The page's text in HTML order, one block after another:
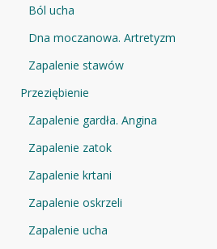
Ból ucha
Dna moczanowa. Artretyzm
Zapalenie stawów
Przeziębienie
Zapalenie gardła. Angina
Zapalenie zatok
Zapalenie krtani
Zapalenie oskrzeli
Zapalenie ucha